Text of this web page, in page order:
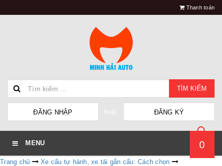
Thanh toán
TÌM KIẾM
ĐĂNG NHẬP hoặc ĐĂNG KÝ
MENU 0
Trang chủ
Xe cẩu tự hành, xe tải gắn cẩu: Cách chọn